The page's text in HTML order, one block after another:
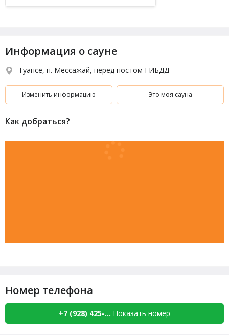
Информация о сауне
Туапсе, п. Мессажай, перед постом ГИБДД
Изменить информацию Это моя сауна
Как добраться?
Номер телефона
+7 (928) 425-... Показать номер